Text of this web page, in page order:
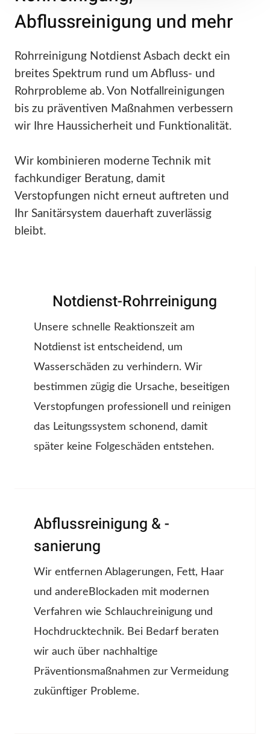
Abflussreinigung und mehr
Rohrreinigung Notdienst Asbach deckt ein
breites Spektrum rund um Abfluss- und
Rohrprobleme ab. Von Notfallreinigungen
bis zu präventiven Maßnahmen verbessern
wir Ihre Haussicherheit und Funktionalität.
Wir kombinieren moderne Technik mit
fachkundiger Beratung, damit
Verstopfungen nicht erneut auftreten und
Ihr Sanitärsystem dauerhaft zuverlässig
bleibt.
Notdienst-Rohrreinigung
Unsere schnelle Reaktionszeit am
Notdienst ist entscheidend, um
Wasserschäden zu verhindern. Wir
bestimmen zügig die Ursache, beseitigen
Verstopfungen professionell und reinigen
das Leitungssystem schonend, damit
später keine Folgeschäden entstehen.
Abflussreinigung & -
sanierung
Wir entfernen Ablagerungen, Fett, Haar
und andereBlockaden mit modernen
Verfahren wie Schlauchreinigung und
Hochdrucktechnik. Bei Bedarf beraten
wir auch über nachhaltige
Präventionsmaßnahmen zur Vermeidung
zukünftiger Probleme.